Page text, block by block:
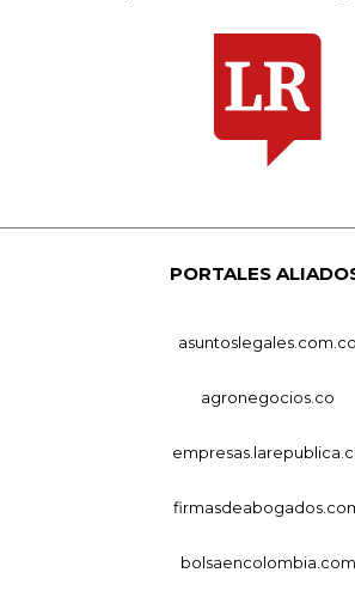
PORTALES
asuntoslegales.com.co
agronegocios.co
bolsaencolombia.com